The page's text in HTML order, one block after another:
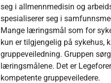
seg i allmennmedisin og
spesialiserer seg i
Mange læringsmål som for
kun er tilgjengelig på sykehus,
gruppeveiledning. Gruppen
læringsmålene. Det er
kompetente gruppeveiledere.